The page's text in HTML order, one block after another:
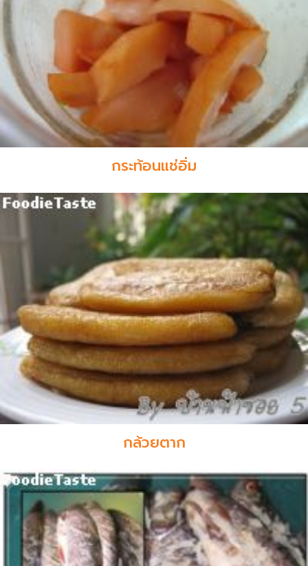
กระท้อนแช่อิ่ม
กล้วยตาก